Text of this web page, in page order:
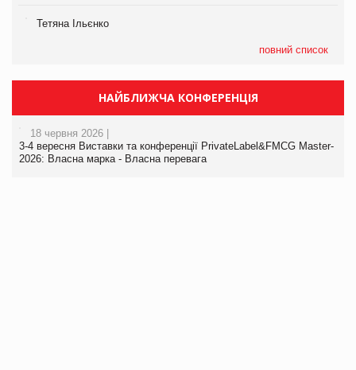
Тетяна Ільєнко
повний список
НАЙБЛИЖЧА КОНФЕРЕНЦІЯ
18 червня 2026 |
3-4 вересня Виставки та конференції PrivateLabel&FMCG Master-
2026: Власна марка - Власна перевага